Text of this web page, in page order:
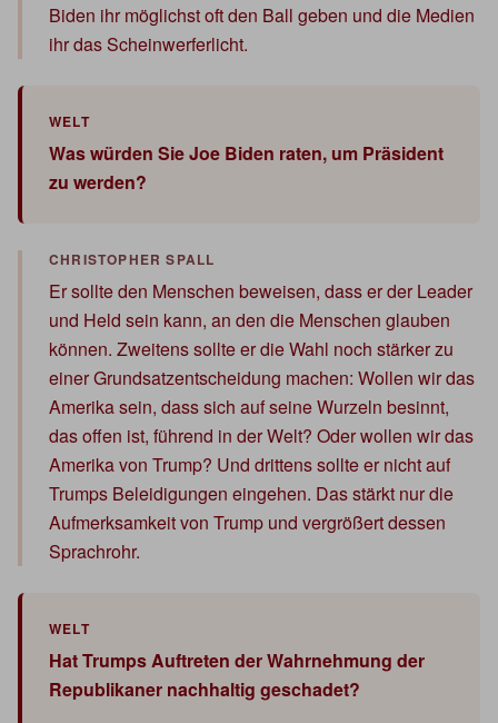
Biden ihr möglichst oft den Ball geben und die Medien
ihr das Scheinwerferlicht.
Was würden Sie Joe Biden raten, um Präsident
zu werden?
Er sollte den Menschen beweisen, dass er der Leader
und Held sein kann, an den die Menschen glauben
können. Zweitens sollte er die Wahl noch stärker zu
einer Grundsatzentscheidung machen: Wollen wir das
Amerika sein, dass sich auf seine Wurzeln besinnt,
das offen ist, führend in der Welt? Oder wollen wir das
Amerika von Trump? Und drittens sollte er nicht auf
Trumps Beleidigungen eingehen. Das stärkt nur die
Aufmerksamkeit von Trump und vergrößert dessen
Sprachrohr.
Hat Trumps Auftreten der Wahrnehmung der
Republikaner nachhaltig geschadet?